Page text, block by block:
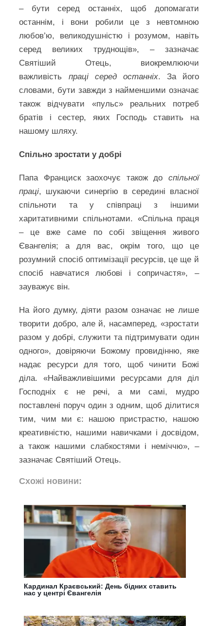
– бути серед останніх, щоб допомагати
останнім, і вони робили це з невтомною
любов’ю, великодушністю і розумом, навіть
серед великих труднощів», – зазначає
Святіший Отець, виокремлюючи
важливість праці серед останніх. За його
словами, бути завжди з найменшими означає
також відчувати «пульс» реальних потреб
братів і сестер, яких Господь ставить на
нашому шляху.
Спільно зростати у добрі
Папа Франциск заохочує також до спільної
праці, шукаючи синергію в середині власної
спільноти та у співпраці з іншими
харитативними спільнотами. «Спільна праця
– це вже саме по собі звіщення живого
Євангелія; а для вас, окрім того, що це
розумний спосіб оптимізації ресурсів, це ще й
спосіб навчатися любові і сопричастя», –
зауважує він.
На його думку, діяти разом означає не лише
творити добро, але й, насамперед, «зростати
разом у добрі, служити та підтримувати один
одного», довіряючи Божому провидінню, яке
надає ресурси для того, щоб чинити Божі
діла. «Найважливішими ресурсами для діл
Господніх є не речі, а ми самі, мудро
поставлені поруч один з одним, щоб ділитися
тим, чим ми є: нашою пристрастю, нашою
креативністю, нашими навичками і досвідом,
а також нашими слабкостями і неміччю», –
зазначає Святіший Отець.
Схожі новини:
Кардинал Краєвський: День бідних ставить
нас у центрі Євангелія